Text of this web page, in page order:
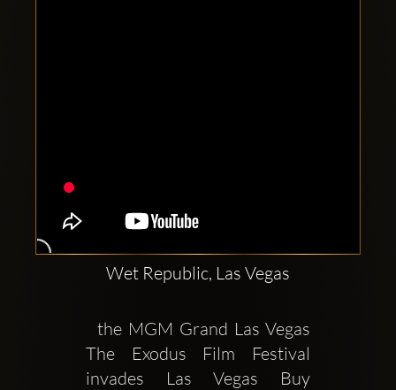
Wet Republic, Las Vegas
  the MGM Grand Las Vegas
The Exodus Film Festival
invades Las Vegas Buy